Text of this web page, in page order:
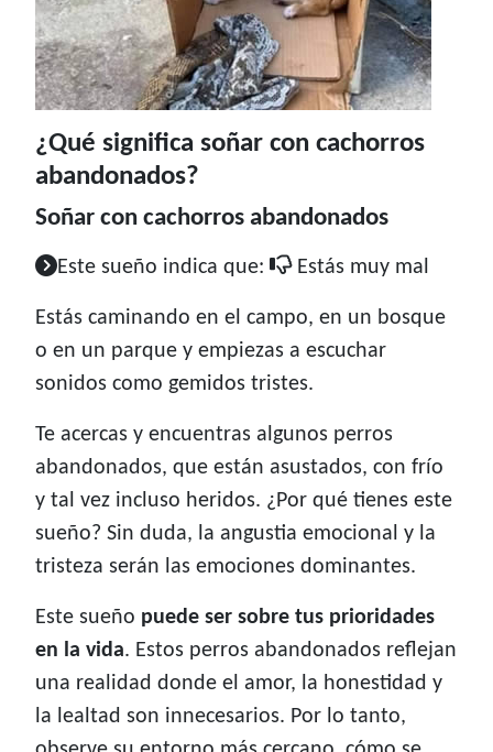
¿Qué significa soñar con cachorros
abandonados?
Soñar con cachorros abandonados
Este sueño indica que: Estás muy mal
Estás caminando en el campo, en un bosque
o en un parque y empiezas a escuchar
sonidos como gemidos tristes.
Te acercas y encuentras algunos perros
abandonados, que están asustados, con frío
y tal vez incluso heridos. ¿Por qué tienes este
sueño? Sin duda, la angustia emocional y la
tristeza serán las emociones dominantes.
Este sueño puede ser sobre tus prioridades
en la vida. Estos perros abandonados reflejan
una realidad donde el amor, la honestidad y
la lealtad son innecesarios. Por lo tanto,